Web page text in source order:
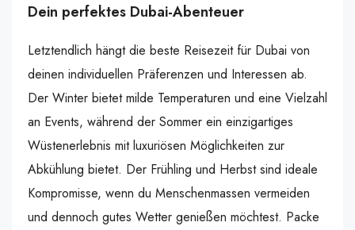
Dein perfektes Dubai-Abenteuer
Letztendlich hängt die beste Reisezeit für Dubai von
deinen individuellen Präferenzen und Interessen ab.
Der Winter bietet milde Temperaturen und eine Vielzahl
an Events, während der Sommer ein einzigartiges
Wüstenerlebnis mit luxuriösen Möglichkeiten zur
Abkühlung bietet. Der Frühling und Herbst sind ideale
Kompromisse, wenn du Menschenmassen vermeiden
und dennoch gutes Wetter genießen möchtest. Packe